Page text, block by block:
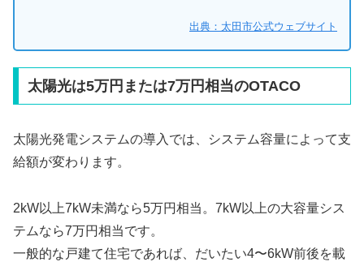
出典：太田市公式ウェブサイト
太陽光は5万円または7万円相当のOTACO
太陽光発電システムの導入では、システム容量によって支
給額が変わります。
2kW以上7kW未満なら5万円相当。7kW以上の大容量シス
テムなら7万円相当です。
一般的な戸建て住宅であれば、だいたい4〜6kW前後を載